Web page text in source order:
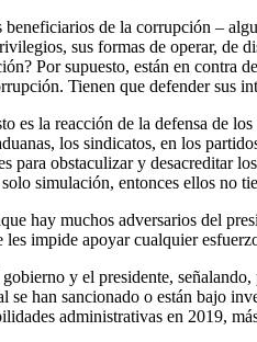
de la corrupción –
sus formas de operar, de
Por supuesto, están en contra
Tienen que defender sus
la reacción de la defensa de
los sindicatos, en los
obstaculizar y desacreditar
simulación, entonces ellos no
hay muchos adversarios del
impide apoyar cualquier
y el presidente,
han sancionado o están bajo
administrativas en 2019,